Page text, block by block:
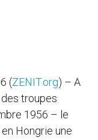
(ZENIT.org) – A
des troupes
1956 – le
Hongrie une